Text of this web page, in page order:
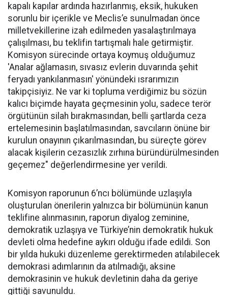
kapalı kapılar ardında hazırlanmış, eksik, hukuken
sorunlu bir içerikle ve Meclis’e sunulmadan önce
milletvekillerine izah edilmeden yasalaştırılmaya
çalışılması, bu teklifin tartışmalı hale getirmiştir.
Komisyon sürecinde ortaya koymuş olduğumuz
'Analar ağlamasın, sıvasız evlerin duvarında şehit
feryadı yankılanmasın' yönündeki ısrarımızın
takipçisiyiz. Ne var ki topluma verdiğimiz bu sözün
kalıcı biçimde hayata geçmesinin yolu, sadece terör
örgütünün silah bırakmasından, belli şartlarda ceza
ertelemesinin başlatılmasından, savcıların önüne bir
kurulun onayının çıkarılmasından, bu süreçte görev
alacak kişilerin cezasızlık zırhına büründürülmesinden
geçemez" değerlendirmesine yer verildi.
Komisyon raporunun 6’ncı bölümünde uzlaşıyla
oluşturulan önerilerin yalnızca bir bölümünün kanun
teklifine alınmasının, raporun diyalog zeminine,
demokratik uzlaşıya ve Türkiye’nin demokratik hukuk
devleti olma hedefine aykırı olduğu ifade edildi. Son
bir yılda hukuki düzenleme gerektirmeden atılabilecek
demokrasi adımlarının da atılmadığı, aksine
demokrasinin ve hukuk devletinin daha da geriye
gittiği savunuldu.